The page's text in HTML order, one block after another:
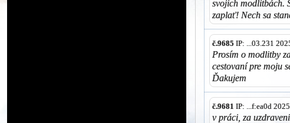
svojich modlitbách.
zaplať! Nech sa
č.9685 IP: ...03.231
Prosím o modlitby
cestovaní pre moju
Ďakujem
č.9681 IP: ...f:ea0d
v práci, za